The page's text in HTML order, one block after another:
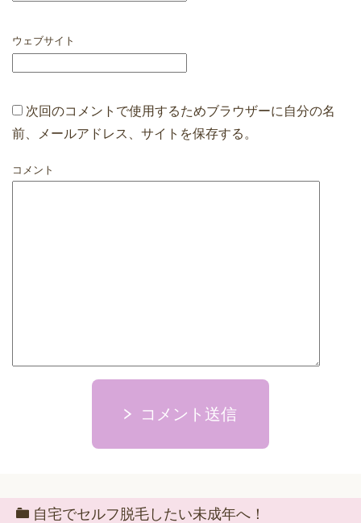
ウェブサイト
次回のコメントで使用するためブラウザーに自分の名
前、メールアドレス、サイトを保存する。
コメント
コメント送信
自宅でセルフ脱毛したい未成年へ！